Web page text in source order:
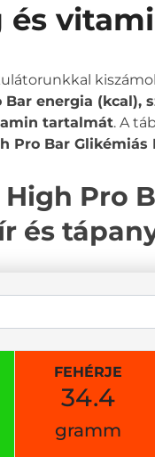
és
energia (kcal),
tartalmát. A
Pro Bar Glikémiás
Pro
és
FEHÉRJE
34.4
gramm